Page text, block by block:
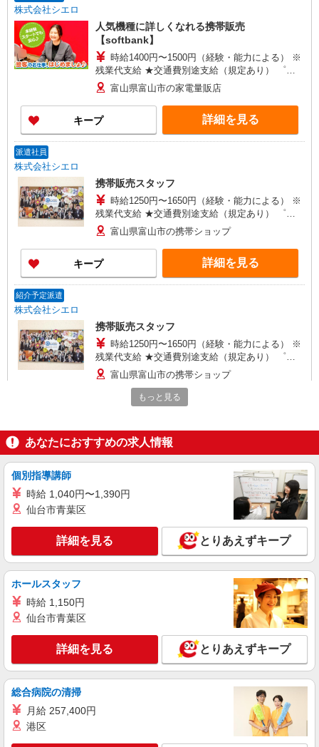
株式会社シエロ
人気機種に詳しくなれる携帯販売
【softbank】
時給1400円〜1500円（経験・能力による） ※
残業代支給 ★交通費別途支給（規定あり） ゜
+゜・。○。・゜+゜・。○。・゜+゜ 入社祝い金10
万円支給(規定有) お友達を紹介頂くと, インセンテ
ィブ支給(規定有) ★月2回払い・週払い可能（規程
有）★ ゜・。○。・゜+゜・。○。・゜+゜
富山県富山市の家電量販店
キープ 詳細を見る
派遣社員
株式会社シエロ
携帯販売スタッフ
時給1250円〜1650円（経験・能力による） ※
残業代支給 ★交通費別途支給（規定あり） ゜
+゜・。○。・゜+゜・。○。・゜+゜ 入社祝い金10
万円支給(規定有) お友達を紹介頂くと, インセンテ
ィブ支給(規定有) ★月2回払い・週払い可能（規程
有）★ ゜・。○。・゜+゜・。○。・゜+゜
富山県富山市の携帯ショップ
キープ 詳細を見る
紹介予定派遣
株式会社シエロ
携帯販売スタッフ
時給1250円〜1650円（経験・能力による） ※
残業代支給 ★交通費別途支給（規定あり） ゜
+゜・。○。・゜+゜・。○。・゜+゜ 入社祝い金10
万円支給(規定有) お友達を紹介頂くと, インセンテ
ィブ支給(規定有) ★月2回払い・週払い可能（規程
有）★ ゜・。○。・゜+゜・。○。・゜+゜
富山県富山市の携帯ショップ
紹介予定派遣
株式会社シエロ
人気機種に詳しくなれる携帯販売【docomo】
時給1500円〜1700円（経験・能力による） ※
残業代支給 ★交通費全額支給 ゜+゜・。○。・゜
+゜・。○。・゜+゜ 入社祝い金10万円支給(規定
有) お友達を紹介頂くと, インセンティブ支給(規定
有) ★月2回払い・週払い可能（規程有）★ ゜・。
○。・゜+゜・。○。・゜+゜
キープ 詳細を見る
紹介予定派遣
株式会社シエロ
【softbank】人気機種に詳しくなれる携帯販
時給1400円〜 ※残業代支給 ★交通費別途支給
（規定あり） ゜+゜・。○。・゜+゜・。○。・゜
+゜ 入社祝い金10万円支給(規定有) お友達を紹介
頂くと, インセンティブ支給(規定有) ★月2回払
い・週払い可能（規程有）★ ゜・。○。・゜
+゜・。○。・゜+゜
富山県富山市のsoftbankショップ
キープ 詳細を見る
もっと見る
あなたにおすすめの求人情報
個別指導講師
時給 1,040円〜1,390円
仙台市青葉区
詳細を見る とりあえずキープ
ホールスタッフ
時給 1,150円
仙台市青葉区
詳細を見る とりあえずキープ
総合病院の清掃
月給 257,400円
港区